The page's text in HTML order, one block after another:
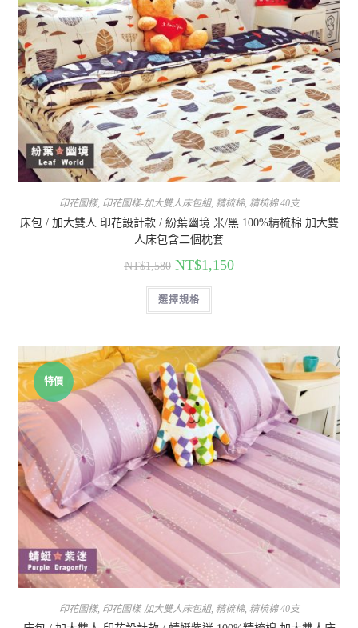
印花圖樣, 印花圖樣-加大雙人床包組, 精梳棉, 精梳棉 40支
床包 / 加大雙人 印花設計款 / 紛葉幽境 米/黑 100%精梳棉 加大雙
人床包含二個枕套
NT$1,580 NT$1,150
選擇規格
特價
印花圖樣, 印花圖樣-加大雙人床包組, 精梳棉, 精梳棉 40支